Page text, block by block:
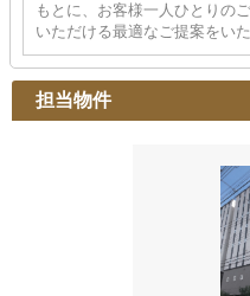
もとに、お客様一人ひとりの
いただける最適なご提案をいた
担当物件